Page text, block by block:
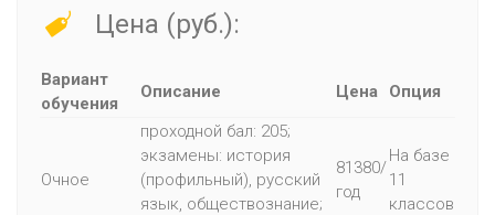
Цена (руб.):
Вариант
обучения
Описание Цена Опция
Очное
проходной бал: 205;
экзамены: история
(профильный), русский
язык, обществознание;
81380/
год
На базе
11
классов